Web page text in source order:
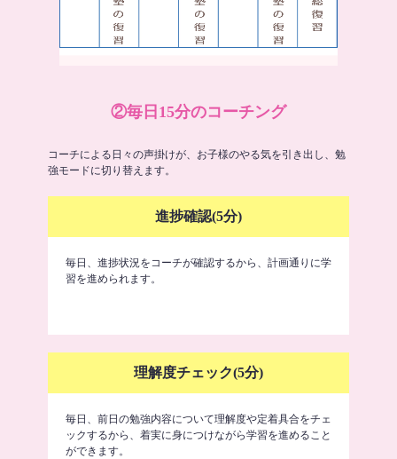
②毎日15分のコーチング
コーチによる日々の声掛けが、お子様のやる気を引き出し、勉
強モードに切り替えます。
進捗確認(5分)
毎日、進捗状況をコーチが確認するから、計画通りに学
習を進められます。
理解度チェック(5分)
毎日、前日の勉強内容について理解度や定着具合をチェ
ックするから、着実に身につけながら学習を進めること
ができます。